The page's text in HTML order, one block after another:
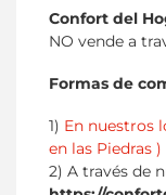
Confort del
NO vende a
Formas de
1) En nuestros
en las Piedras )
2) A través de